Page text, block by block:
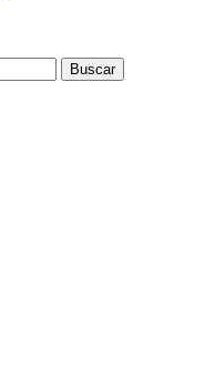
Buscar